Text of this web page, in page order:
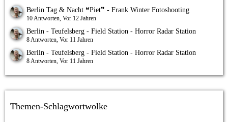
Berlin Tag & Nacht ❝Piet❞ - Frank Winter Fotoshooting
10 Antworten, Vor 12 Jahren
Berlin - Teufelsberg - Field Station - Horror Radar Station
8 Antworten, Vor 11 Jahren
Berlin - Teufelsberg - Field Station - Horror Radar Station
8 Antworten, Vor 11 Jahren
Themen-Schlagwortwolke